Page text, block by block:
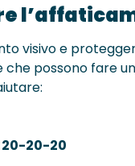
visivo e
possono fare
20-20